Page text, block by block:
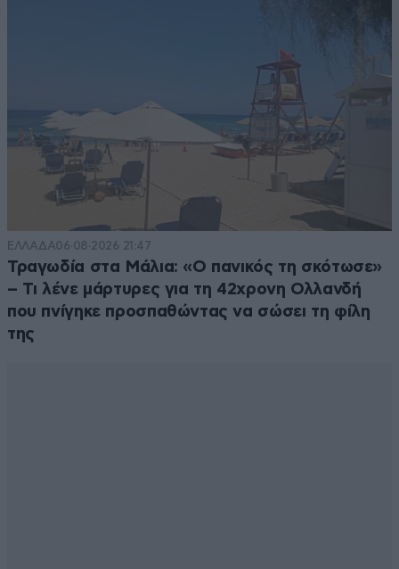
ΕΛΛΑΔΑ06·08·2026 21:47
Τραγωδία στα Μάλια: «Ο πανικός τη σκότωσε»
– Τι λένε μάρτυρες για τη 42χρονη Ολλανδή
που πνίγηκε προσπαθώντας να σώσει τη φίλη
της